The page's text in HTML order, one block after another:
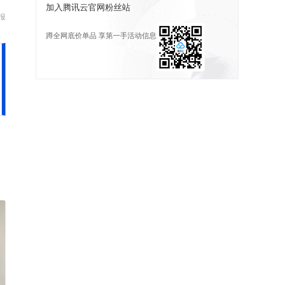
加入腾讯云官网粉丝站
蹲全网底价单品 享第一手活动信息